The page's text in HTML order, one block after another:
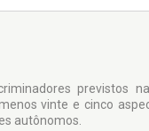
previstos
vinte e cinco
autônomos.